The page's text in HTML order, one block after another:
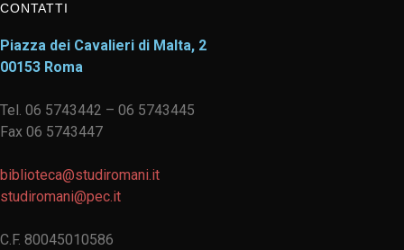
CONTATTI
Piazza dei Cavalieri di Malta, 2
00153 Roma
Tel. 06 5743442 – 06 5743445
Fax 06 5743447
biblioteca@studiromani.it
studiromani@pec.it
C.F. 80045010586